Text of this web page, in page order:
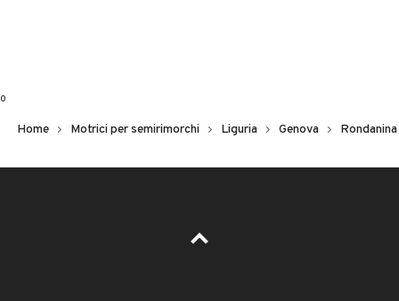
0
Home Motrici per semirimorchi Liguria Genova Rondanina